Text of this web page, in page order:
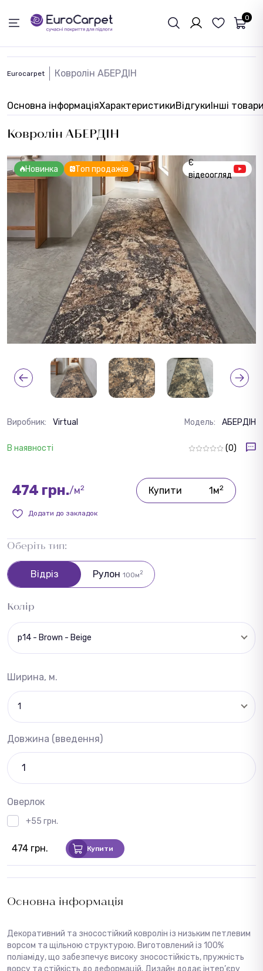
0
Eurocarpet Ковролін АБЕРДІН
Основна інформаціяХарактеристикиВідгукиІнші
Ковролін АБЕРДІН
Новинка Топ продажів
Є
відеоогляд
Виробник: Virtual Модель: АБЕРДІН
В наявності (0)
474 грн./м2 Купити 1м2
Додати до закладок
Оберіть тип:
Відріз Рулон 100м2
Колір
p14 - Brown - Beige
Ширина, м.
1
Довжина (введення)
Оверлок
+55 грн.
474 грн. Купити
Основна інформація
Декоративний та зносостійкий ковролін із низьким петлевим
ворсом та щільною структурою. Виготовлений із 100%
поліаміду, що забезпечує високу зносостійкість, пружність
ворсу та стійкість до деформацій. Дизайн додає інтер’єру
ЗВОРОТНІЙ ЗВЯЗОК